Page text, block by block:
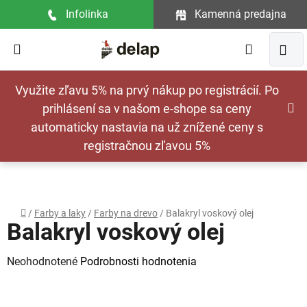
Využite zľavu 5% na prvý nákup po registrácií. Po
prihlásení sa v našom e-shope sa ceny
automaticky nastavia na už znížené ceny s
registračnou zľavou 5%
Infolinka Kamenná predajna
Hľadať
Domov
/ Farby a laky / Farby na drevo / Balakryl voskový olej
Balakryl voskový olej
Priemerné
Neohodnotené Podrobnosti hodnotenia